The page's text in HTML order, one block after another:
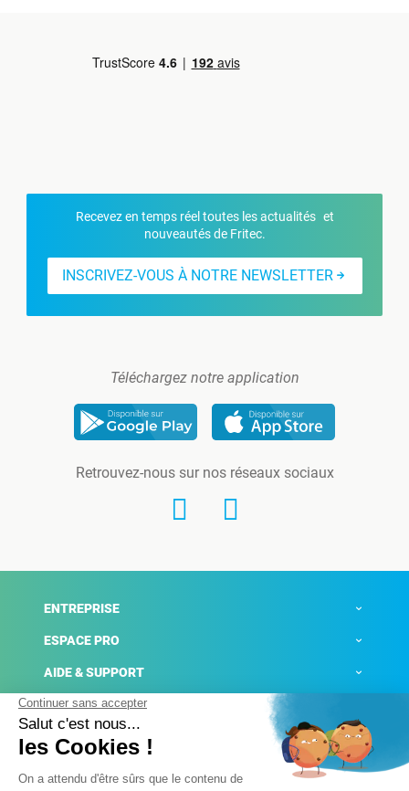
Recevez en temps réel toutes les actualités et
nouveautés de Fritec.
INSCRIVEZ-VOUS À NOTRE NEWSLETTER
Téléchargez notre application
Retrouvez-nous sur nos réseaux sociaux
ENTREPRISE
ESPACE PRO
AIDE & SUPPORT
ACTUALITÉS